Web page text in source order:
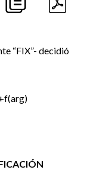
“FIX”- decidió